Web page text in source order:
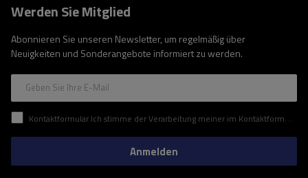
Werden Sie Mitglied
Abonnieren Sie unseren Newsletter, um regelmäßig über
Neuigkeiten und Sonderangebote informiert zu werden.
Geben Sie Ihre E-Mail
Kontaktformular Ich stimme der Verarbeitung meiner im Kontaktformular enthaltenen personenbezogenen Daten gemäß der Verordnung (EU) des Europäischen Parlaments und des Rates zu.
Anmelden